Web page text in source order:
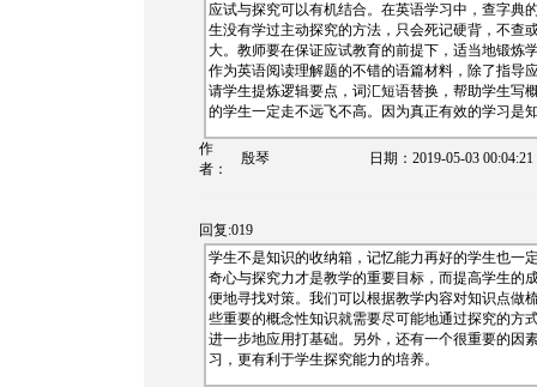
应试与探究可以有机结合。在英语学习中，查字典
生没有学过主动探究的方法，只会死记硬背，不查
大。教师要在保证应试教育的前提下，适当地锻炼
作为英语阅读理解题的不错的语篇材料，除了指导
请学生提炼逻辑要点，词汇短语替换，帮助学生写
的学生一定走不远飞不高。因为真正有效的学习是
作
者：
殷琴 日期： 2019-05-03 00:04:21
回复:019
学生不是知识的收纳箱，记忆能力再好的学生也一
奇心与探究力才是教学的重要目标，而提高学生的
便地寻找对策。我们可以根据教学内容对知识点做
些重要的概念性知识就需要尽可能地通过探究的方
进一步地应用打基础。另外，还有一个很重要的因
习，更有利于学生探究能力的培养。